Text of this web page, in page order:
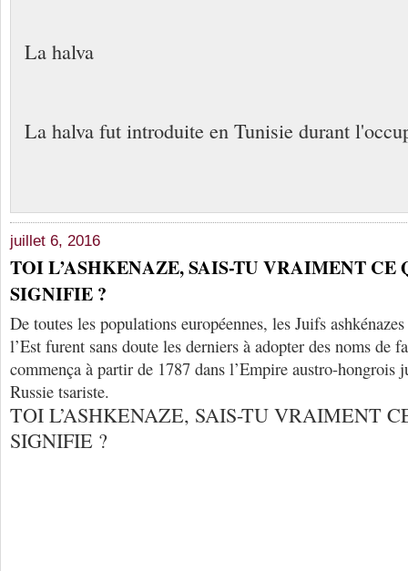
La halva
La halva fut introduite en Tunisie durant
juillet 6, 2016
TOI L’ASHKENAZE, SAIS-TU VRAIMENT CE
SIGNIFIE ?
De toutes les populations européennes, les Juifs
l’Est furent sans doute les derniers à adopter des noms de
commença à partir de 1787 dans l’Empire austro-hongrois
Russie tsariste.
TOI L’ASHKENAZE, SAIS-TU VRAIMENT
SIGNIFIE ?